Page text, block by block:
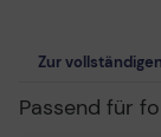
Zur
Passend für